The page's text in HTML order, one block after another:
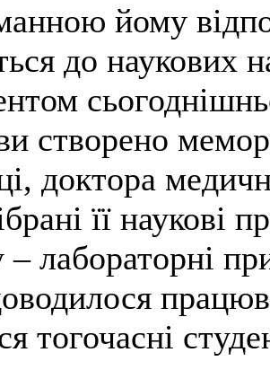
йому
до наукових
створено
доктора
її наукові
– лабораторні
тогочасні